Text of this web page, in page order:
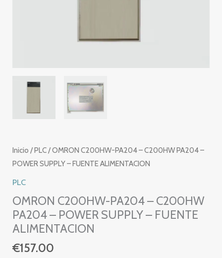
Inicio /PLC/ OMRON C200HW-PA204 – C200HW PA204 –
POWER SUPPLY – FUENTE ALIMENTACION
PLC
OMRON C200HW-PA204 – C200HW
PA204 – POWER SUPPLY – FUENTE
ALIMENTACION
€157.00